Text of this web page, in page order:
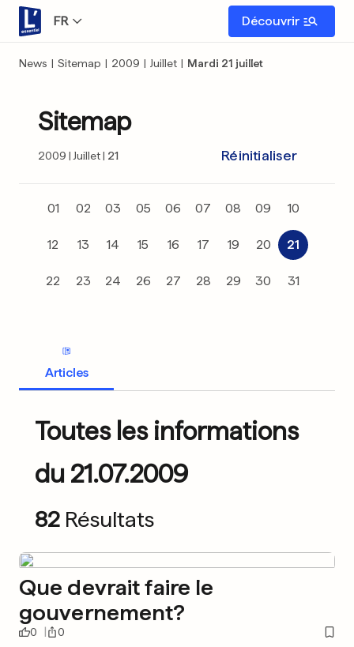
FR Découvrir
News | Sitemap | 2009 | Juillet | Mardi 21 juillet
Sitemap
2009 Juillet 21 Réinitialiser
01 02 03 05 06 07 08 09 10
12 13 14 15 16 17 19 20 21
22 23 24 26 27 28 29 30 31
Articles
Toutes les informations
du 21.07.2009
82 Résultats
Que devrait faire le
gouvernement?
0 0